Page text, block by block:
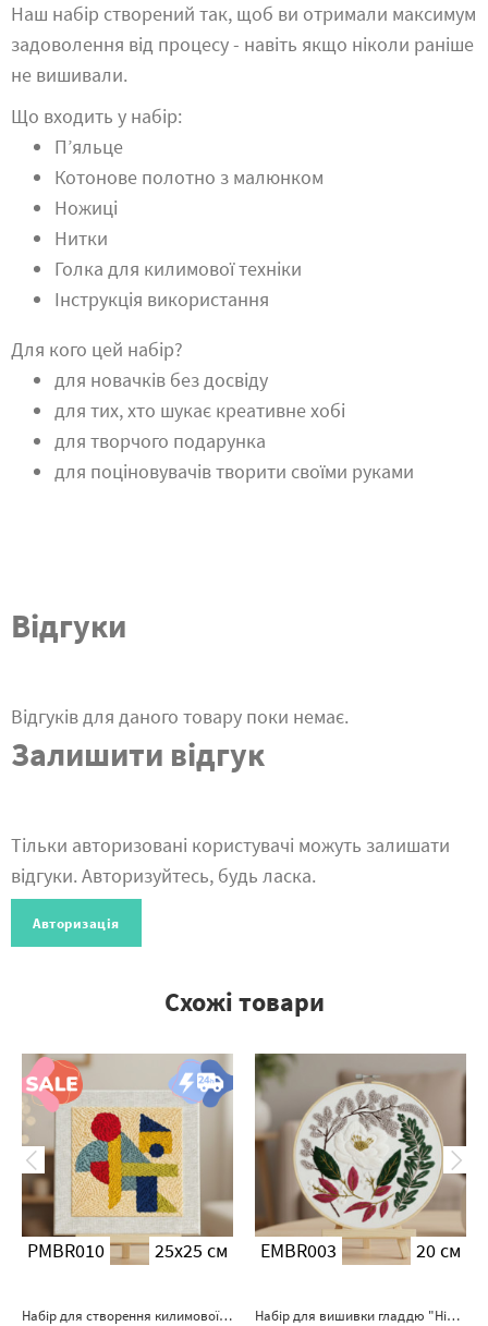
Наш набір створений так, щоб ви отримали максимум
задоволення від процесу - навіть якщо ніколи раніше
не вишивали.
Що входить у набір:
П’яльце
Котонове полотно з малюнком
Ножиці
Нитки
Голка для килимової техніки
Інструкція використання
Для кого цей набір?
для новачків без досвіду
для тих, хто шукає креативне хобі
для творчого подарунка
для поціновувачів творити своїми руками
Відгуки
Відгуків для даного товару поки немає.
Залишити відгук
Тільки авторизовані користувачі можуть залишати
відгуки. Авторизуйтесь, будь ласка.
Авторизація
Схожі товари
PMBR010 25x25 см
Набір для створення килимової вишивки "Гра форм"
EMBR003 20 см
Набір для вишивки гладдю "Ніжний вінок"